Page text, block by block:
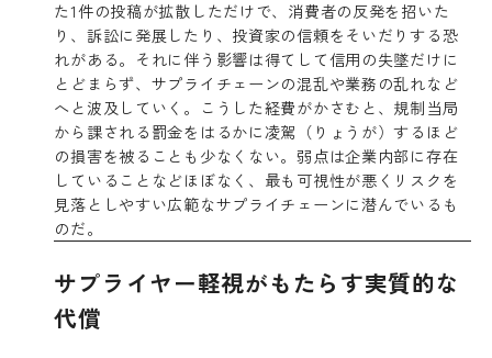
た1件の投稿が拡散しただけで、消費者の反発を招いた
り、訴訟に発展したり、投資家の信頼をそいだりする恐
れがある。それに伴う影響は得てして信用の失墜だけに
とどまらず、サプライチェーンの混乱や業務の乱れなど
へと波及していく。こうした経費がかさむと、規制当局
から課される罰金をはるかに凌駕（りょうが）するほど
の損害を被ることも少なくない。弱点は企業内部に存在
していることなどほぼなく、最も可視性が悪くリスクを
見落としやすい広範なサプライチェーンに潜んでいるも
のだ。
サプライヤー軽視がもたらす実質的な
代償